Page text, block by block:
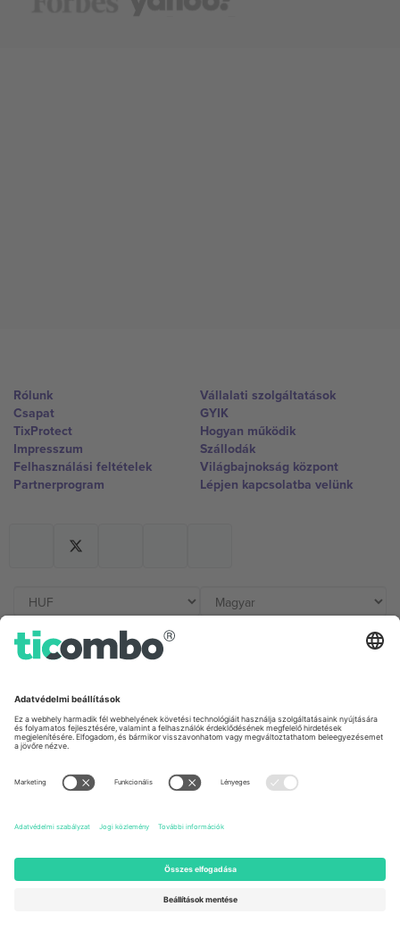
Rólunk
Csapat
TixProtect
Impresszum
Felhasználási feltételek
Partnerprogram
Vállalati szolgáltatások
GYIK
Hogyan működik
Szállodák
Világbajnokság központ
Lépjen kapcsolatba velünk
Irodák és támogatás
Germany
Unter den Linden 24, 10117
Berlin, Germany
167 City Road, London, Greater
131 Continental Dr, Suite 305,
Dorfstrasse 52a, 6390
United Arab Emirates